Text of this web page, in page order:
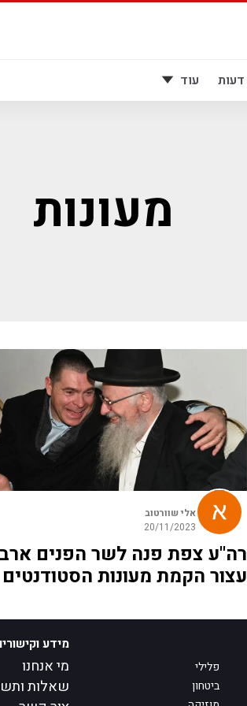
דעות עוד
מעונות
אלי שוורטוב
20/11/2023
רה"ע צפת פנה לשר הפנים
עצור הקמת מעונות הסטודנטים
פלילי
ביטחון
מידע
מי אנחנו
שאלות